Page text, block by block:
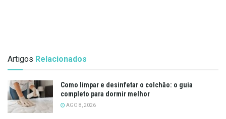
Artigos Relacionados
Como limpar e desinfetar o colchão: o guia
completo para dormir melhor
AGO 8, 2026